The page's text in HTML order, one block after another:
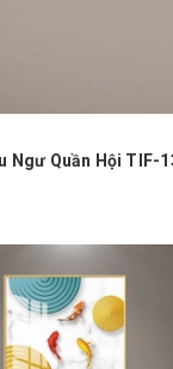
Ngư Quần Hội TIF-